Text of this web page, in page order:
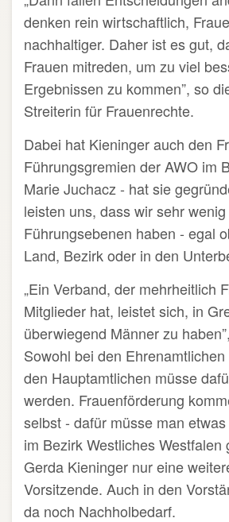
denken rein wirtschaftlich,
nachhaltiger. Daher ist es gut,
Frauen mitreden, um zu viel
Ergebnissen zu kommen”, so
Streiterin für Frauenrechte.
Dabei hat Kieninger auch den
Führungsgremien der AWO im
Marie Juchacz - hat sie
leisten uns, dass wir sehr
Führungsebenen haben - egal
Land, Bezirk oder in den
„Ein Verband, der mehrheitlich
Mitglieder hat, leistet sich, in
überwiegend Männer zu
Sowohl bei den
den Hauptamtlichen müsse
werden. Frauenförderung
selbst - dafür müsse man
im Bezirk Westliches Westfalen
Gerda Kieninger nur eine
Vorsitzende. Auch in den
da noch Nachholbedarf.